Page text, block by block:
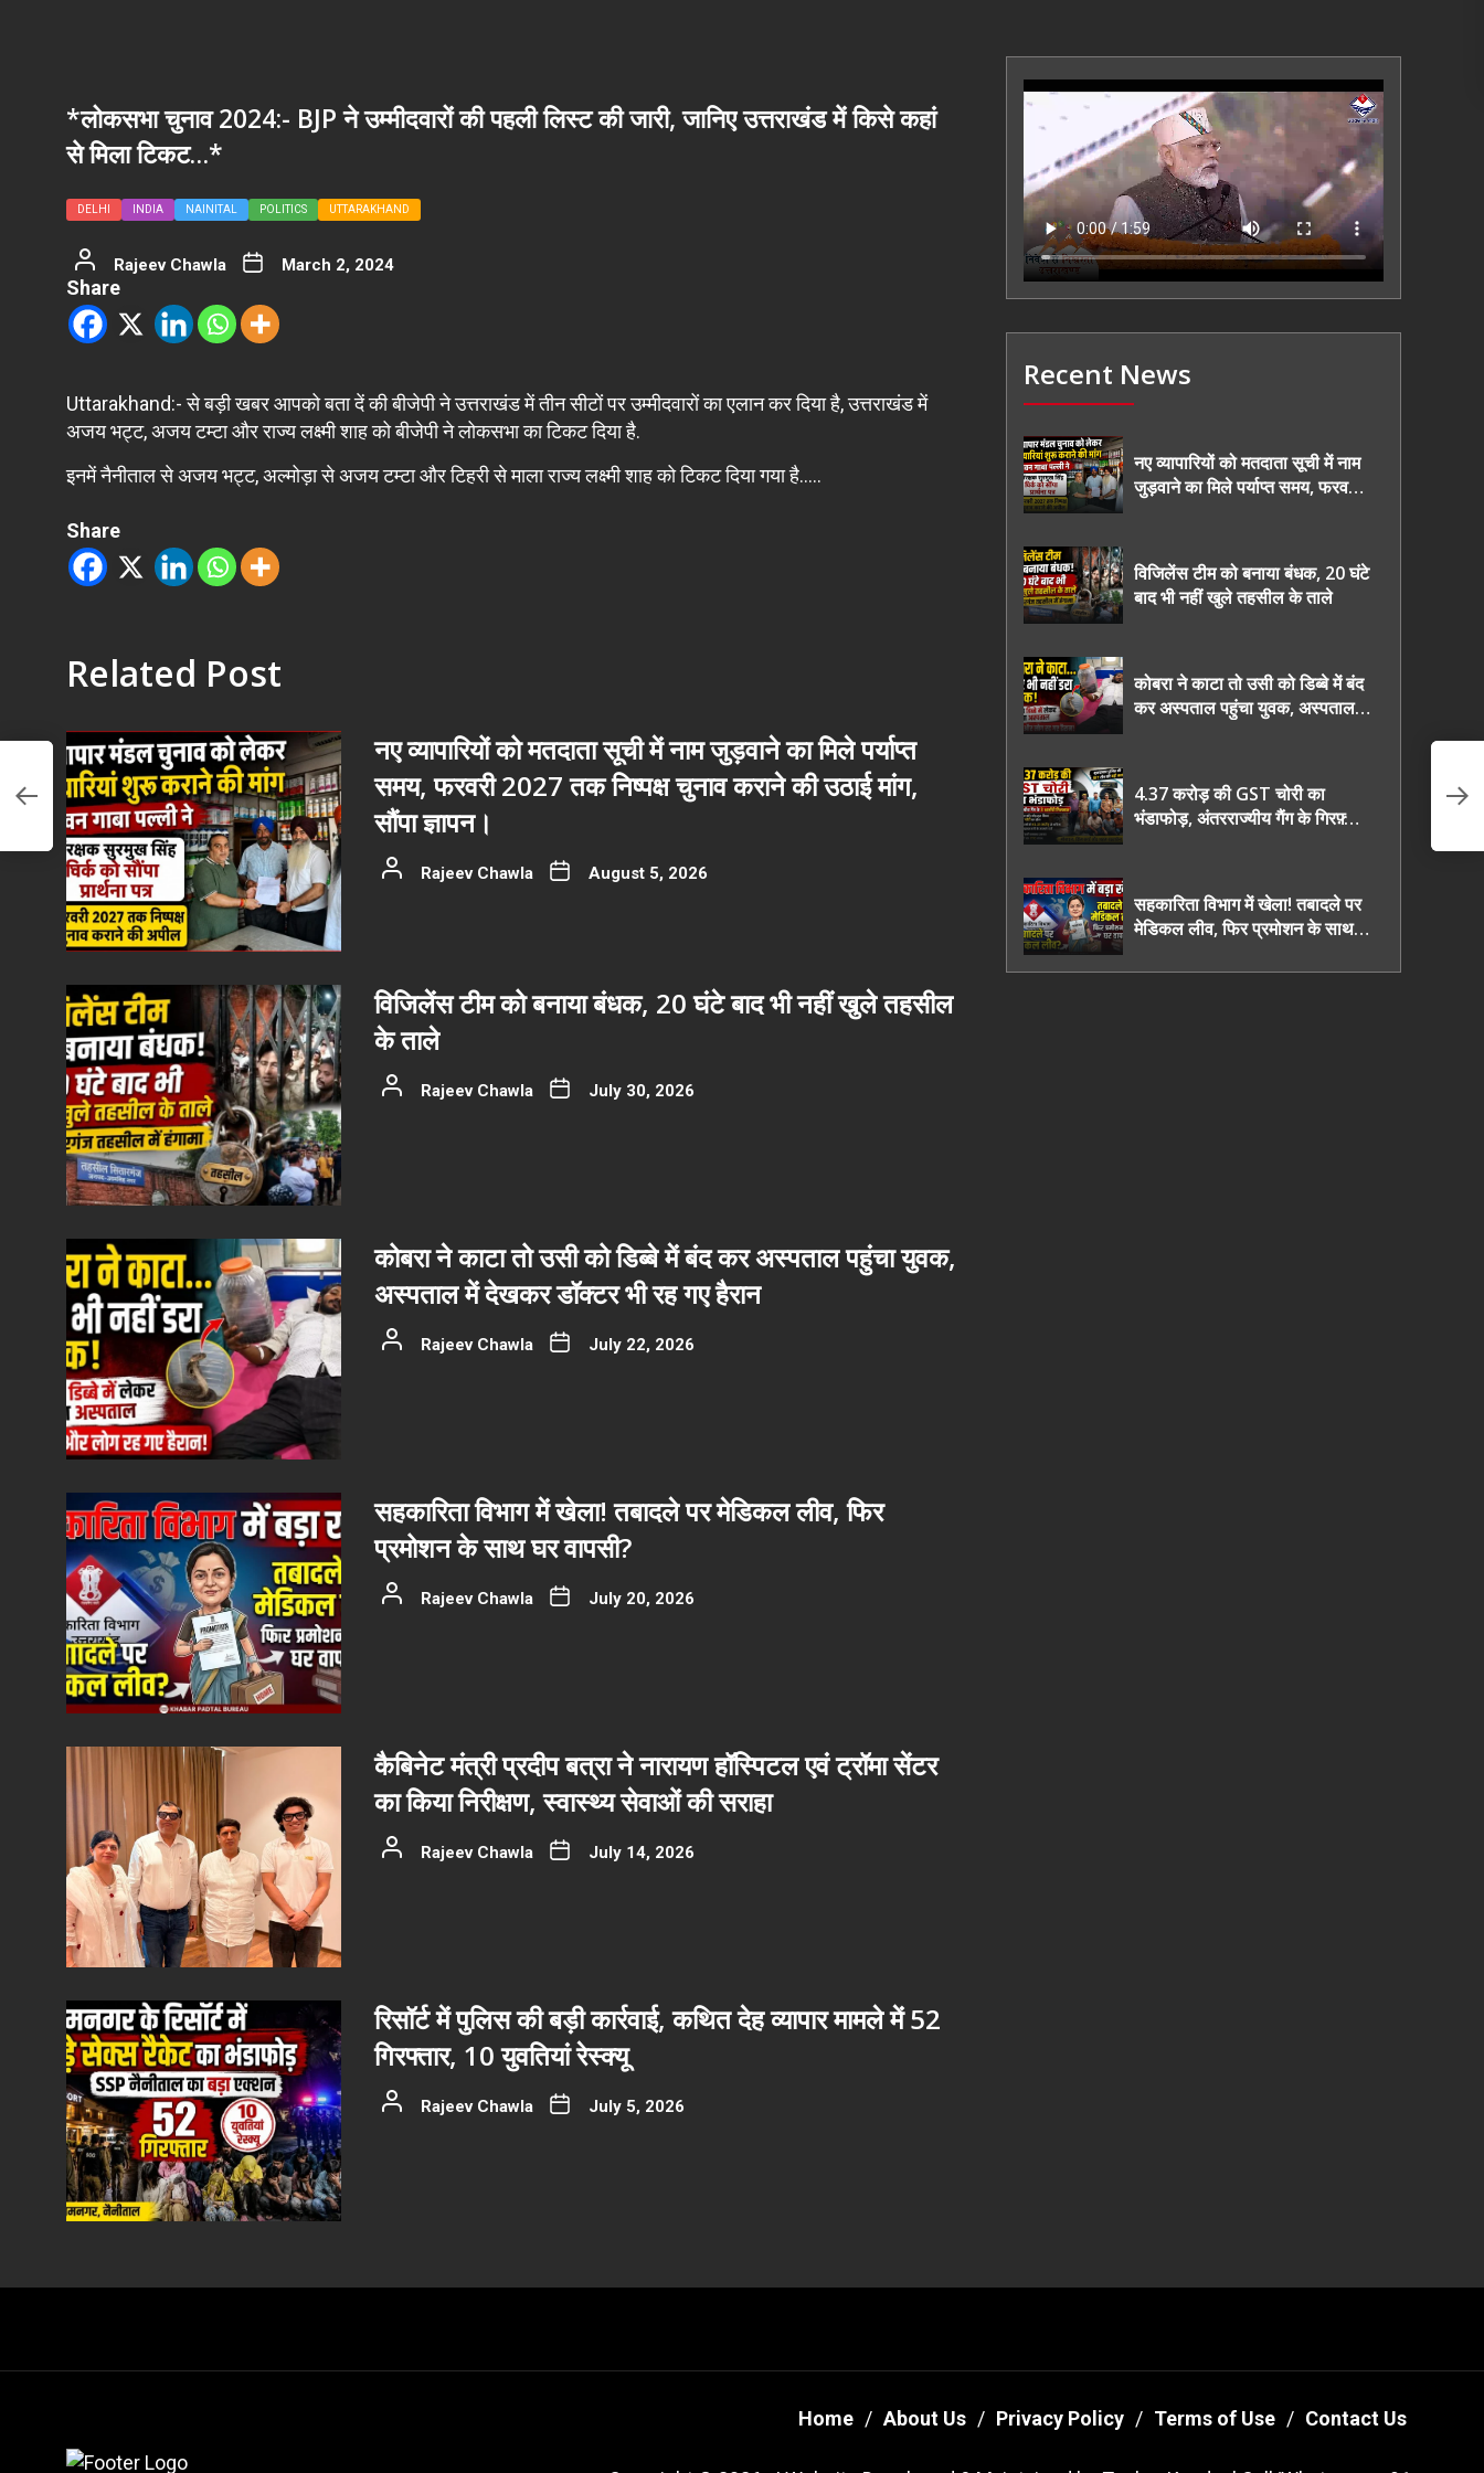
*लोकसभा चुनाव 2024:- BJP ने उम्मीदवारों की पहली लिस्ट की जारी, जानिए उत्तराखंड में किसे कहां
से मिला टिकट…*
DELHI INDIA NAINITAL POLITICS UTTARAKHAND
Rajeev Chawla March 2, 2024
Share
Uttarakhand:- से बड़ी खबर आपको बता दें की बीजेपी ने उत्तराखंड में तीन सीटों पर उम्मीदवारों का एलान कर दिया है, उत्तराखंड में
अजय भट्ट, अजय टम्टा और राज्य लक्ष्मी शाह को बीजेपी ने लोकसभा का टिकट दिया है.
इनमें नैनीताल से अजय भट्ट, अल्मोड़ा से अजय टम्टा और टिहरी से माला राज्य लक्ष्मी शाह को टिकट दिया गया है…..
Share
Related Post
नए व्यापारियों को मतदाता सूची में नाम जुड़वाने का मिले पर्याप्त
समय, फरवरी 2027 तक निष्पक्ष चुनाव कराने की उठाई मांग,
सौंपा ज्ञापन।
Rajeev Chawla August 5, 2026
विजिलेंस टीम को बनाया बंधक, 20 घंटे बाद भी नहीं खुले तहसील
के ताले
Rajeev Chawla July 30, 2026
कोबरा ने काटा तो उसी को डिब्बे में बंद कर अस्पताल पहुंचा युवक,
अस्पताल में देखकर डॉक्टर भी रह गए हैरान
Rajeev Chawla July 22, 2026
सहकारिता विभाग में खेला! तबादले पर मेडिकल लीव, फिर
प्रमोशन के साथ घर वापसी?
Rajeev Chawla July 20, 2026
कैबिनेट मंत्री प्रदीप बत्रा ने नारायण हॉस्पिटल एवं ट्रॉमा सेंटर
का किया निरीक्षण, स्वास्थ्य सेवाओं की सराहा
Rajeev Chawla July 14, 2026
रिसॉर्ट में पुलिस की बड़ी कार्रवाई, कथित देह व्यापार मामले में 52
गिरफ्तार, 10 युवतियां रेस्क्यू
Rajeev Chawla July 5, 2026
Recent News
नए व्यापारियों को मतदाता सूची में नाम
जुड़वाने का मिले पर्याप्त समय, फरवरी
विजिलेंस टीम को बनाया बंधक, 20 घंटे
बाद भी नहीं खुले तहसील के ताले
कोबरा ने काटा तो उसी को डिब्बे में बंद
कर अस्पताल पहुंचा युवक, अस्पताल में
4.37 करोड़ की GST चोरी का
भंडाफोड़, अंतरराज्यीय गैंग के गिरफ़्तार
सहकारिता विभाग में खेला! तबादले पर
मेडिकल लीव, फिर प्रमोशन के साथ
Home About Us Privacy Policy Terms of Use Contact Us